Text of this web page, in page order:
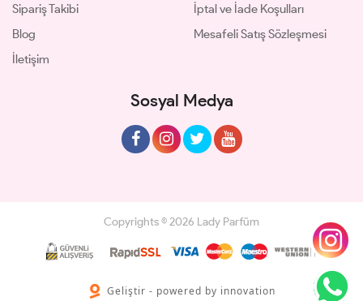
Sipariş Takibi
Blog
İletişim
İptal ve İade Koşulları
Mesafeli Satış Sözleşmesi
Sosyal Medya
Copyrights © 2026 Lady Parfüm
Geliştir - powered by innovation